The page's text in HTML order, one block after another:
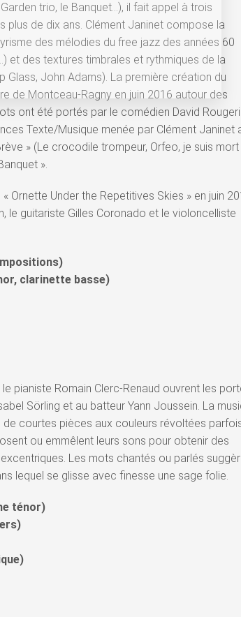
trio, le Banquet…), il fait appel à trois
plus de dix ans. Clément Janinet compose la
des mélodies du free jazz des années 60
et des textures timbrales et rythmiques de la
Glass, John Adams). La première création du
de Montceau-Ragny en juin 2016 autour des
ont été portés par le comédien David
Texte/Musique menée par Clément Janinet
» (Le crocodile trompeur, Orfeo, je suis mort
».
Ornette Under the Repetitives Skies » en juin
le guitariste Gilles Coronado et le violoncelliste
clarinette basse)
pianiste Romain Clerc-Renaud ouvrent les
Sörling et au batteur Yann Joussein. La
de courtes pièces aux couleurs révoltées
ou emmêlent leurs sons pour obtenir des
Les mots chantés ou parlés
lequel se glisse avec finesse une sage folie.
ténor)